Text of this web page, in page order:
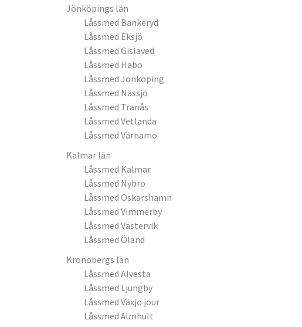
Jönköpings län
Låssmed Bankeryd
Låssmed Eksjö
Låssmed Gislaved
Låssmed Habo
Låssmed Jönköping
Låssmed Nässjö
Låssmed Tranås
Låssmed Vetlanda
Låssmed Värnamo
Kalmar län
Låssmed Kalmar
Låssmed Nybro
Låssmed Oskarshamn
Låssmed Vimmerby
Låssmed Västervik
Låssmed Öland
Kronobergs län
Låssmed Alvesta
Låssmed Ljungby
Låssmed Växjö jour
Låssmed Älmhult